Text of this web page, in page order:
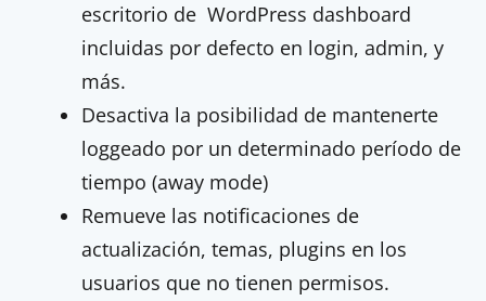
escritorio de WordPress dashboard
incluidas por defecto en login, admin, y
más.
Desactiva la posibilidad de mantenerte
loggeado por un determinado período de
tiempo (away mode)
Remueve las notificaciones de
actualización, temas, plugins en los
usuarios que no tienen permisos.